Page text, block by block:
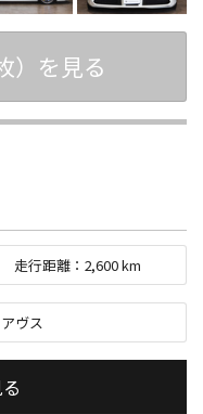
）を見る
走行距離： 2,600km
ヴス